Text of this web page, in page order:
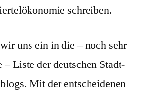
schreiben.
uns ein in die – noch sehr
Liste der deutschen Stadt-
Mit der entscheidenen